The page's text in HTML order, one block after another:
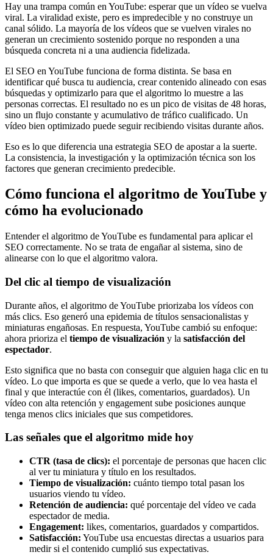
Hay una trampa común en YouTube: esperar que un vídeo se vuelva
viral. La viralidad existe, pero es impredecible y no construye un
canal sólido. La mayoría de los vídeos que se vuelven virales no
generan un crecimiento sostenido porque no responden a una
búsqueda concreta ni a una audiencia fidelizada.
El SEO en YouTube funciona de forma distinta. Se basa en
identificar qué busca tu audiencia, crear contenido alineado con esas
búsquedas y optimizarlo para que el algoritmo lo muestre a las
personas correctas. El resultado no es un pico de visitas de 48 horas,
sino un flujo constante y acumulativo de tráfico cualificado. Un
vídeo bien optimizado puede seguir recibiendo visitas durante años.
Eso es lo que diferencia una estrategia SEO de apostar a la suerte.
La consistencia, la investigación y la optimización técnica son los
factores que generan crecimiento predecible.
Cómo funciona el algoritmo de YouTube y
cómo ha evolucionado
Entender el algoritmo de YouTube es fundamental para aplicar el
SEO correctamente. No se trata de engañar al sistema, sino de
alinearse con lo que el algoritmo valora.
Del clic al tiempo de visualización
Durante años, el algoritmo de YouTube priorizaba los vídeos con
más clics. Eso generó una epidemia de títulos sensacionalistas y
miniaturas engañosas. En respuesta, YouTube cambió su enfoque:
ahora prioriza el tiempo de visualización y la satisfacción del
espectador.
Esto significa que no basta con conseguir que alguien haga clic en tu
vídeo. Lo que importa es que se quede a verlo, que lo vea hasta el
final y que interactúe con él (likes, comentarios, guardados). Un
vídeo con alta retención y engagement sube posiciones aunque
tenga menos clics iniciales que sus competidores.
Las señales que el algoritmo mide hoy
CTR (tasa de clics): el porcentaje de personas que hacen clic
al ver tu miniatura y título en los resultados.
Tiempo de visualización: cuánto tiempo total pasan los
usuarios viendo tu vídeo.
Retención de audiencia: qué porcentaje del vídeo ve cada
espectador de media.
Engagement: likes, comentarios, guardados y compartidos.
Satisfacción: YouTube usa encuestas directas a usuarios para
medir si el contenido cumplió sus expectativas.